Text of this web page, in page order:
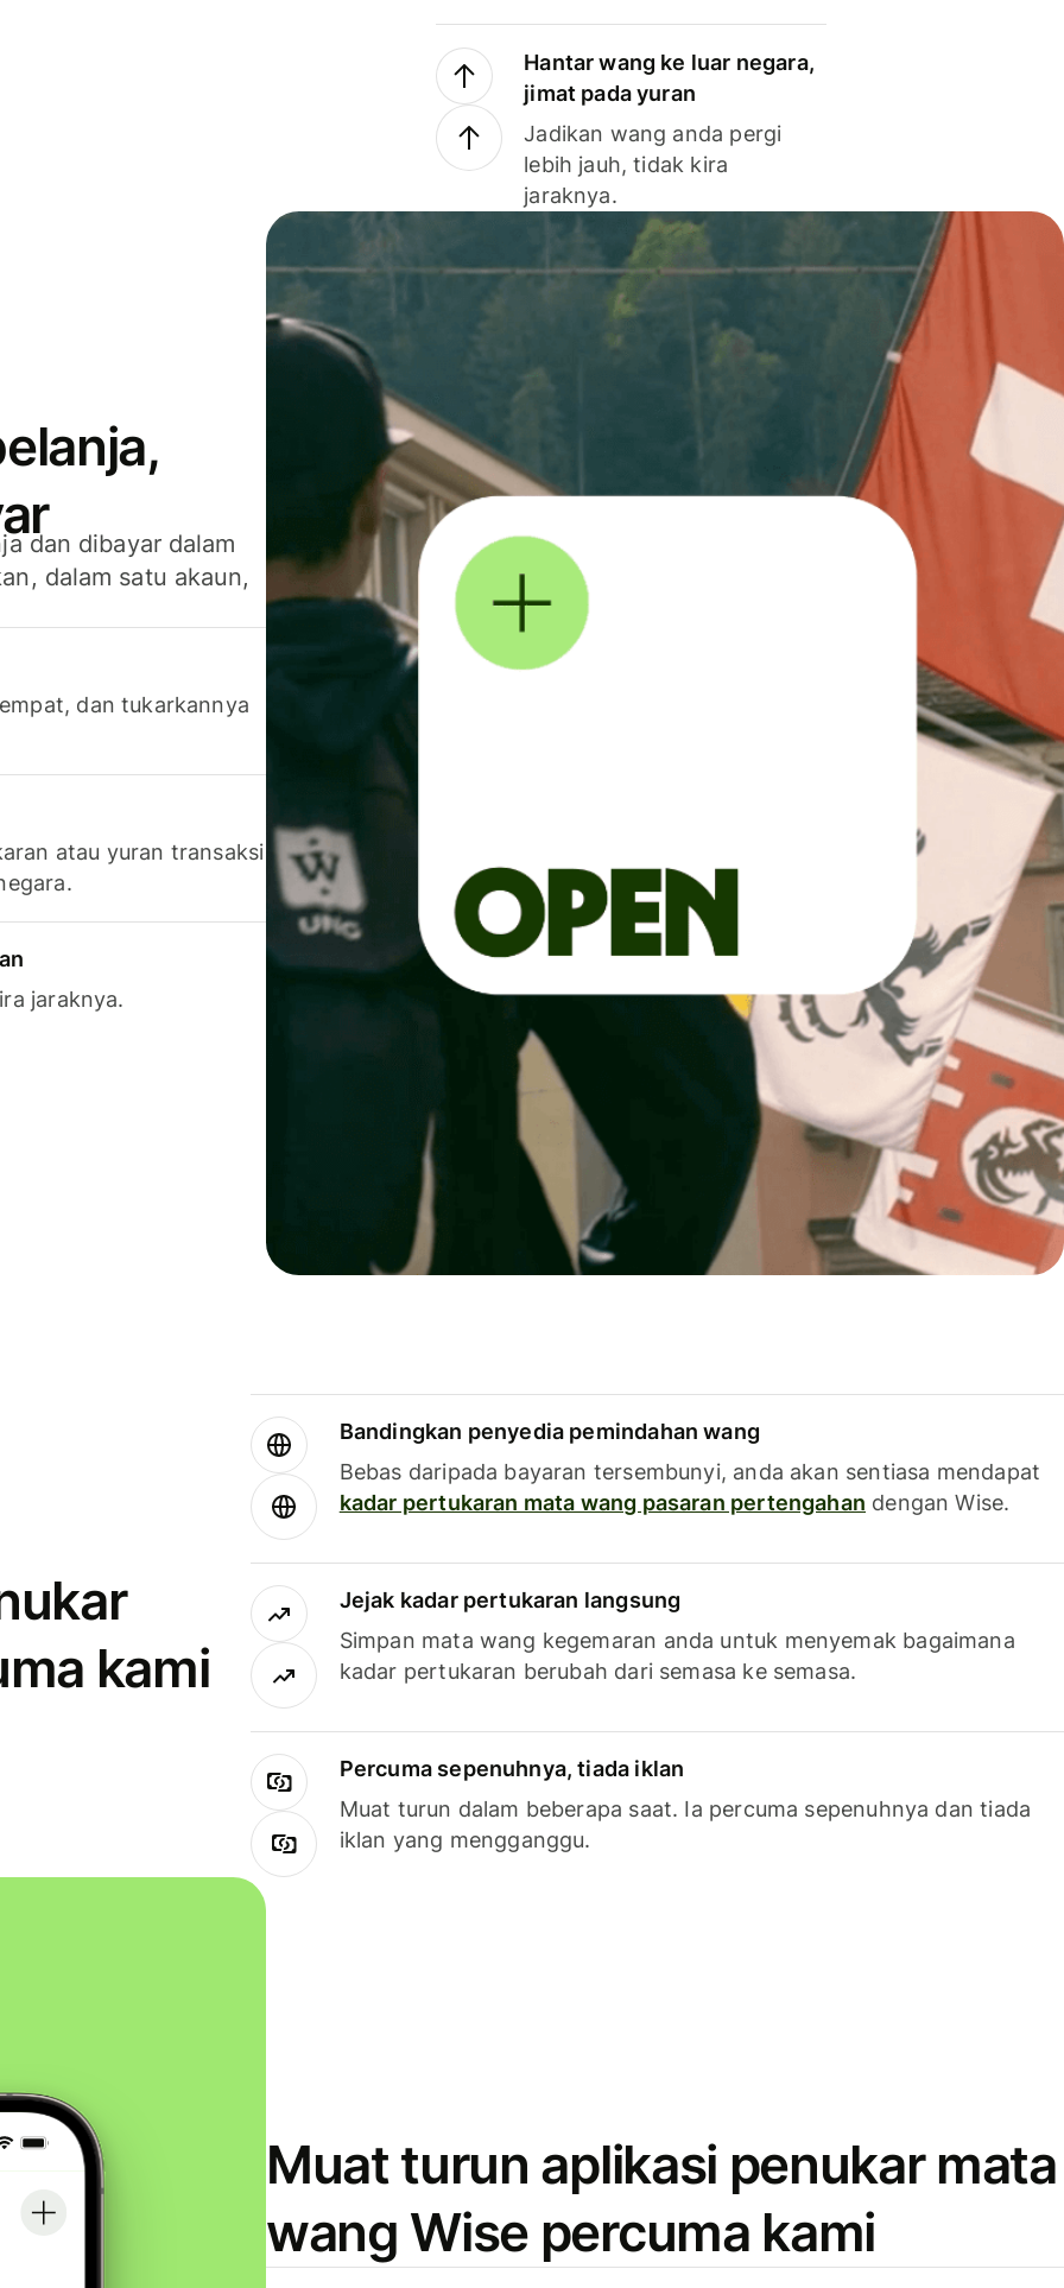
Hantar wang ke luar negara,
jimat pada yuran
Jadikan wang anda pergi
lebih jauh, tidak kira
jaraknya.
dan dibayar dalam
dalam satu akaun,
dan tukarkannya
atau yuran transaksi
jaraknya.
kami
Bandingkan penyedia pemindahan wang
Bebas daripada bayaran tersembunyi, anda akan sentiasa mendapat
kadar pertukaran mata wang pasaran pertengahan dengan Wise.
Jejak kadar pertukaran langsung
Simpan mata wang kegemaran anda untuk menyemak bagaimana
kadar pertukaran berubah dari semasa ke semasa.
Percuma sepenuhnya, tiada iklan
Muat turun dalam beberapa saat. Ia percuma sepenuhnya dan tiada
iklan yang mengganggu.
Muat turun aplikasi penukar mata
wang Wise percuma kami